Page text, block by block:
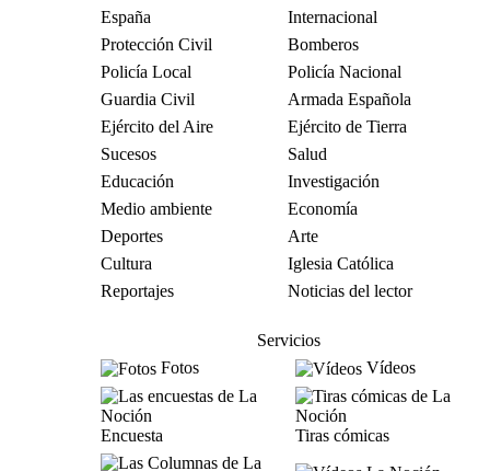
España
Internacional
Protección Civil
Bomberos
Policía Local
Policía Nacional
Guardia Civil
Armada Española
Ejército del Aire
Ejército de Tierra
Sucesos
Salud
Educación
Investigación
Medio ambiente
Economía
Deportes
Arte
Cultura
Iglesia Católica
Reportajes
Noticias del lector
Servicios
Fotos
Vídeos
Encuesta Tiras cómicas